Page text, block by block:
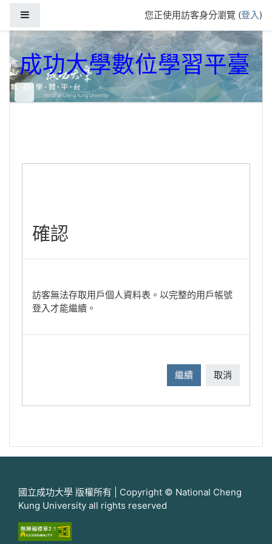
您正使用訪客身分瀏覽 (登入)
成功大學數位學習平臺
確認
訪客無法存取用戶個人資料表。以完整的用戶帳號
登入才能繼續。
繼續 取消
國立成功大學 版權所有 | Copyright © National Cheng
Kung University all rights reserved